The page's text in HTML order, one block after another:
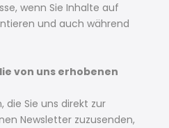
wenn Sie Inhalte auf
und auch während
von uns erhobenen
die Sie uns direkt zur
Newsletter zuzusenden,